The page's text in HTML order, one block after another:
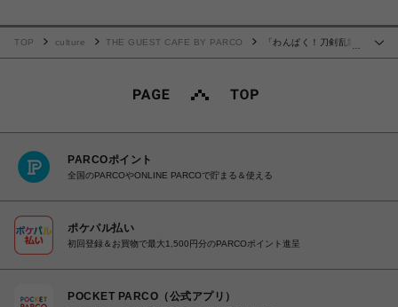
TOP culture THE GUEST CAFE BY PARCO
「わんぱく！刀剣乱舞
PARCOポイント
全国のPARCOやONLINE PARCOで貯まる＆使える
ポケパル払い
初回登録＆お買物で最大1,500円分のPARCOポイント進呈
POCKET PARCO（公式アプリ）